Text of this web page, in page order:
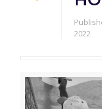
2022